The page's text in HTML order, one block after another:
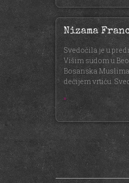
Nizama
Svedočila je u
Višim sudom u
Bosanska
dečijem vrtiću.
»